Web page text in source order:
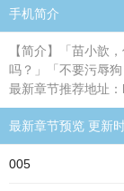
手机简介
【简介】「苗小歆
吗？」「不要污辱狗
最新章节推荐地址
最新章节预览 更新
005